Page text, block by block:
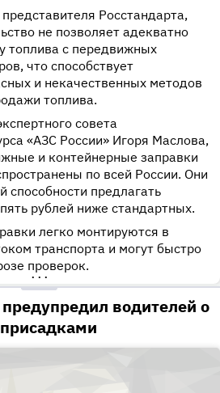
Росстандарта,
не позволяет адекватно
топлива с передвижных
что способствует
и некачественных методов
топлива.
совета
«АЗС России» Игоря Маслова,
и контейнерные заправки
по всей России. Они
способности предлагать
рублей ниже стандартных.
легко монтируются в
транспорта и могут быстро
проверок.
•••
водителей о